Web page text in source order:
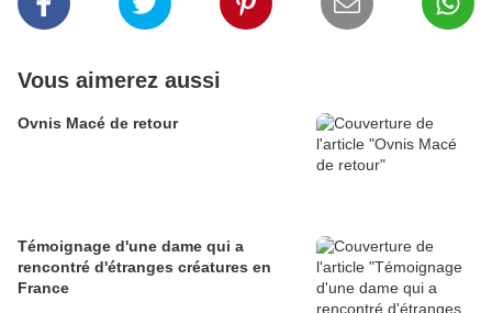
Vous aimerez aussi
Ovnis Macé de retour
Témoignage d'une dame qui a
rencontré d'étranges créatures en
France